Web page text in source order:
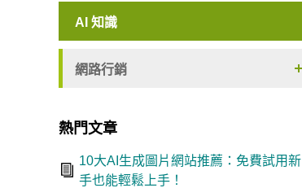
AI 知識
網路行銷
熱門文章
10大AI生成圖片網站推薦：免費試用新
手也能輕鬆上手！